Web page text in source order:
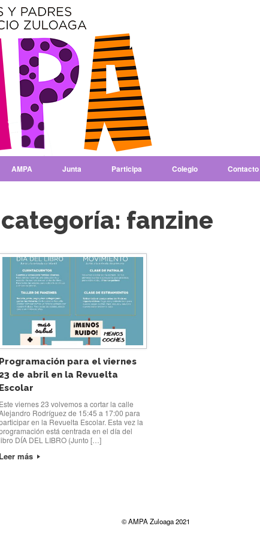
AMPA Junta Participa Colegio Contacto
fanzine
Programación para el viernes
23 de abril en la Revuelta
Escolar
Este viernes 23 volvemos a cortar la calle
Rodríguez de 15:45 a 17:00 para
en la Revuelta Escolar. Esta vez la
está centrada en el día del
DÍA DEL LIBRO (Junto […]
Leer más
© AMPA Zuloaga 2021